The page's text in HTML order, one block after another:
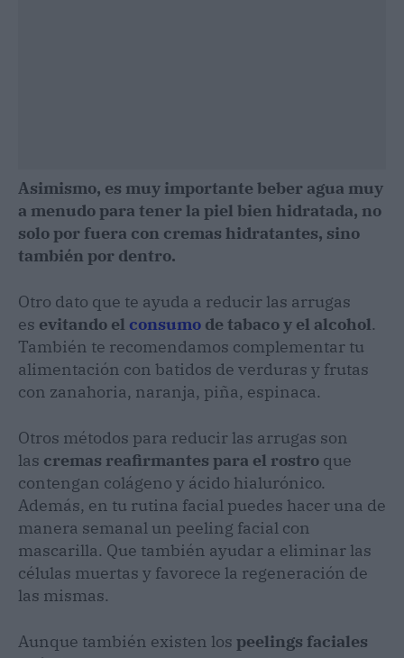
Asimismo, es muy importante beber agua muy
a menudo para tener la piel bien hidratada, no
solo por fuera con cremas hidratantes, sino
también por dentro.
Otro dato que te ayuda a reducir las arrugas
es evitando el consumo de tabaco y el alcohol.
También te recomendamos complementar tu
alimentación con batidos de verduras y frutas
con zanahoria, naranja, piña, espinaca.
Otros métodos para reducir las arrugas son
las cremas reafirmantes para el rostro que
contengan colágeno y ácido hialurónico.
Además, en tu rutina facial puedes hacer una de
manera semanal un peeling facial con
mascarilla. Que también ayudar a eliminar las
células muertas y favorece la regeneración de
las mismas.
Aunque también existen los peelings faciales